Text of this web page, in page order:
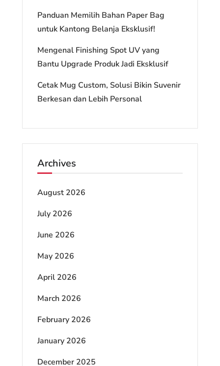
Panduan Memilih Bahan Paper Bag
untuk Kantong Belanja Eksklusif!
Mengenal Finishing Spot UV yang
Bantu Upgrade Produk Jadi Eksklusif
Cetak Mug Custom, Solusi Bikin Suvenir
Berkesan dan Lebih Personal
Archives
August 2026
July 2026
June 2026
May 2026
April 2026
March 2026
February 2026
January 2026
December 2025